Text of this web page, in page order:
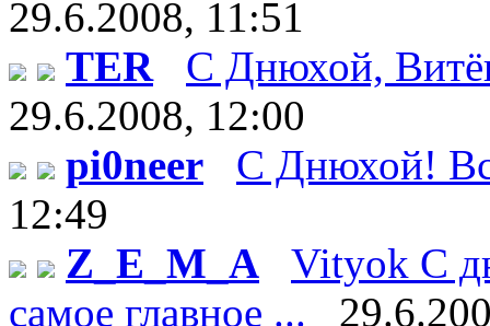
29.6.2008, 11:51
TER
С Днюхой,
29.6.2008, 12:00
pi0neer
С Днюхой!
12:49
Z_E_M_A
Vityok С
самое главное ...